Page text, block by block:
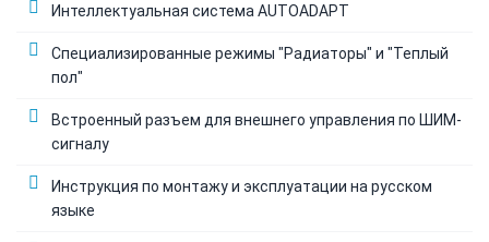
Интеллектуальная система AUTOADAPT
Специализированные режимы "Радиаторы" и "Теплый
пол"
Встроенный разъем для внешнего управления по ШИМ-
сигналу
Инструкция по монтажу и эксплуатации на русском
языке